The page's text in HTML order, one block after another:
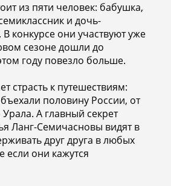
из пяти человек: бабушка,
и дочь-
В конкурсе они участвуют уже
сезоне дошли до
году повезло больше.
страсть к путешествиям:
половину России, от
А главный секрет
Ланг-Семичасновы видят в
друг друга в любых
если они кажутся